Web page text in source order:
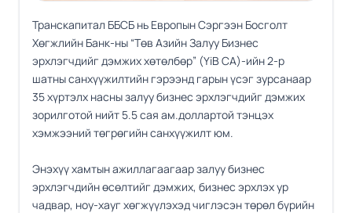
Транскапитал ББСБ нь Европын Сэргээн Босголт
Хөгжлийн Банк-ны “Төв Азийн Залуу Бизнес
эрхлэгчдийг дэмжих хөтөлбөр” (YiB CA)-ийн 2-р
шатны санхүүжилтийн гэрээнд гарын үсэг зурсанаар
35 хүртэлх насны залуу бизнес эрхлэгчдийг дэмжих
зорилготой нийт 5.5 сая ам.доллартой тэнцэх
хэмжээний төгрөгийн санхүүжилт юм.
Энэхүү хамтын ажиллагаагаар залуу бизнес
эрхлэгчдийн өсөлтийг дэмжих, бизнес эрхлэх ур
чадвар, ноу-хауг хөгжүүлэхэд чиглэсэн төрөл бүрийн